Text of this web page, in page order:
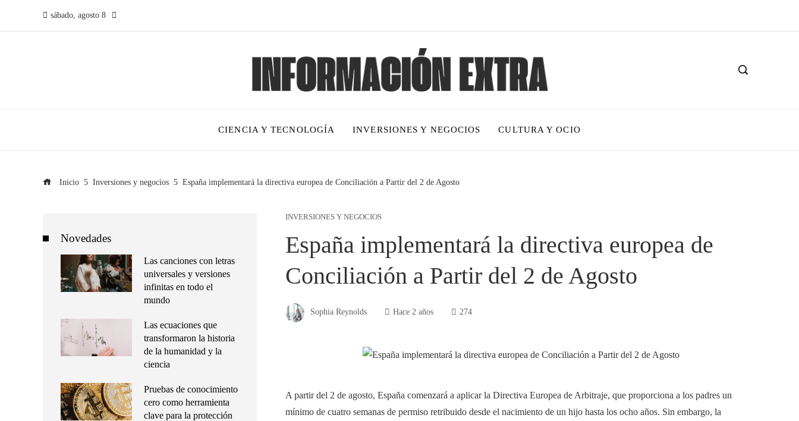
sábado, agosto 8
CIENCIA Y TECNOLOGÍA INVERSIONES Y NEGOCIOS CULTURA Y OCIO
Inicio Inversiones y negocios España implementará la directiva europea de Conciliación a Partir del 2 de Agosto
INVERSIONES Y NEGOCIOS
España implementará la directiva europea de
Conciliación a Partir del 2 de Agosto
Sophia Reynolds Hace 2 años 274
A partir del 2 de agosto, España comenzará a aplicar la Directiva Europea de Arbitraje, que proporciona a los padres un
mínimo de cuatro semanas de permiso retribuido desde el nacimiento de un hijo hasta los ocho años. Sin embargo, la
Novedades
Las canciones con letras
universales y versiones
infinitas en todo el
mundo
Las ecuaciones que
transformaron la historia
de la humanidad y la
ciencia
Pruebas de conocimiento
cero como herramienta
clave para la protección